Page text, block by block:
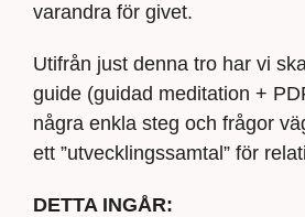
varandra för givet.
Utifrån just denna tro har vi
guide (guidad meditation +
några enkla steg och frågor
ett ”utvecklingssamtal” för
DETTA INGÅR: